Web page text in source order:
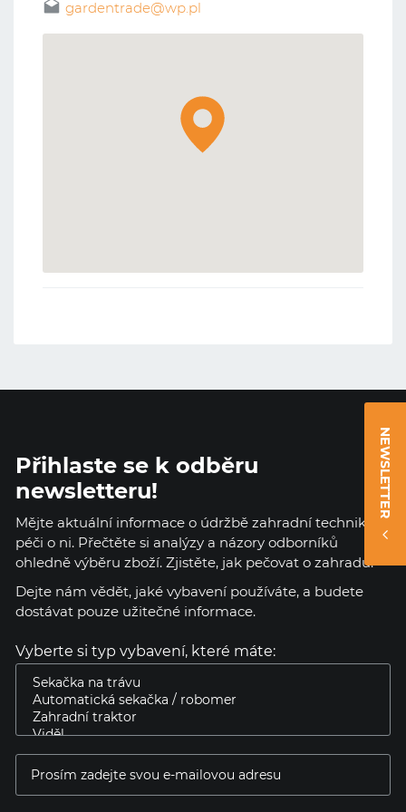
gardentrade@wp.pl
NEWSLETTER
Přihlaste se k odběru
newsletteru!
Mějte aktuální informace o údržbě zahradní techniky a
péči o ni. Přečtěte si analýzy a názory odborníků
ohledně výběru zboží. Zjistěte, jak pečovat o zahradu.
Dejte nám vědět, jaké vybavení používáte, a budete
dostávat pouze užitečné informace.
Vyberte si typ vybavení, které máte: